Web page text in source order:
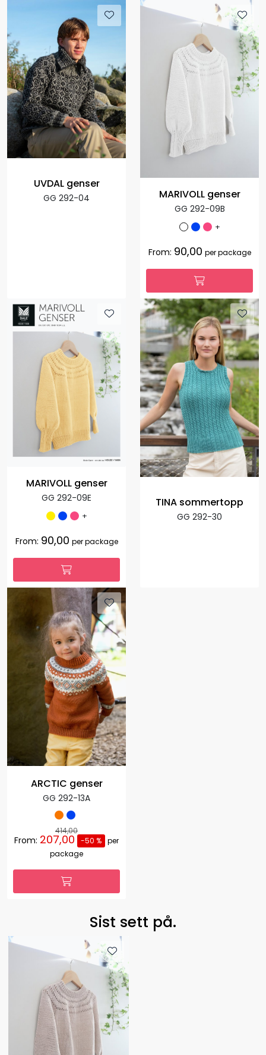
UVDAL genser
GG 292-04 MARIVOLL genser
GG 292-09B
+
From: 90,00 per package
MARIVOLL genser
GG 292-09E
+
From: 90,00 per package
TINA sommertopp
GG 292-30
ARCTIC genser
GG 292-13A
414,00
From: 207,00 -50 % per
package
Sist sett på.